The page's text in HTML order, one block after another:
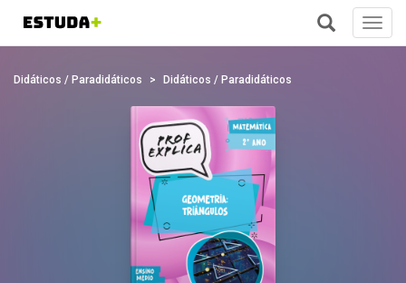
Didáticos / Paradidáticos Didáticos / Paradidáticos